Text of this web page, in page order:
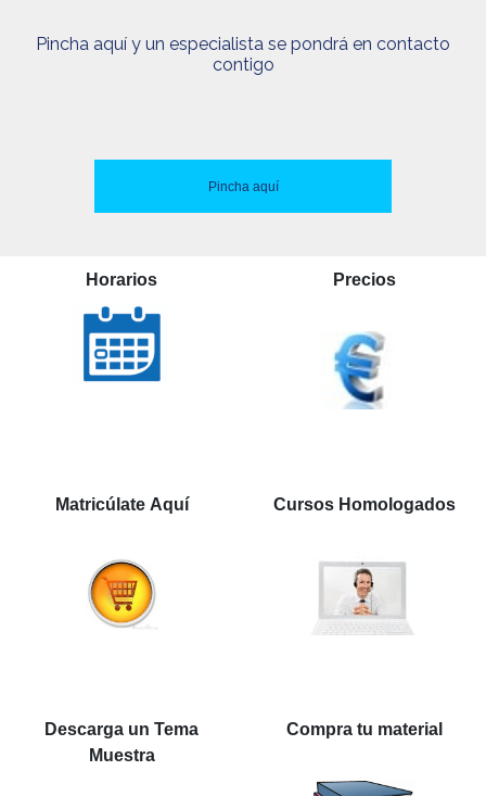
Pincha aquí y un especialista se pondrá en contacto
contigo
Pincha aquí
Horarios Precios
Matricúlate Aquí Cursos Homologados
Descarga un Tema
Muestra
Compra tu material